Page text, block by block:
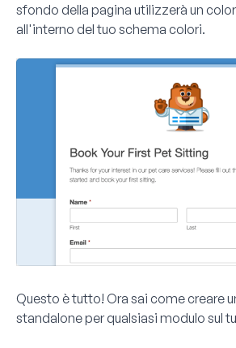
sfondo della pagina utilizzerà un
all'interno del tuo schema colori.
Questo è tutto! Ora sai come creare
standalone per qualsiasi modulo sul